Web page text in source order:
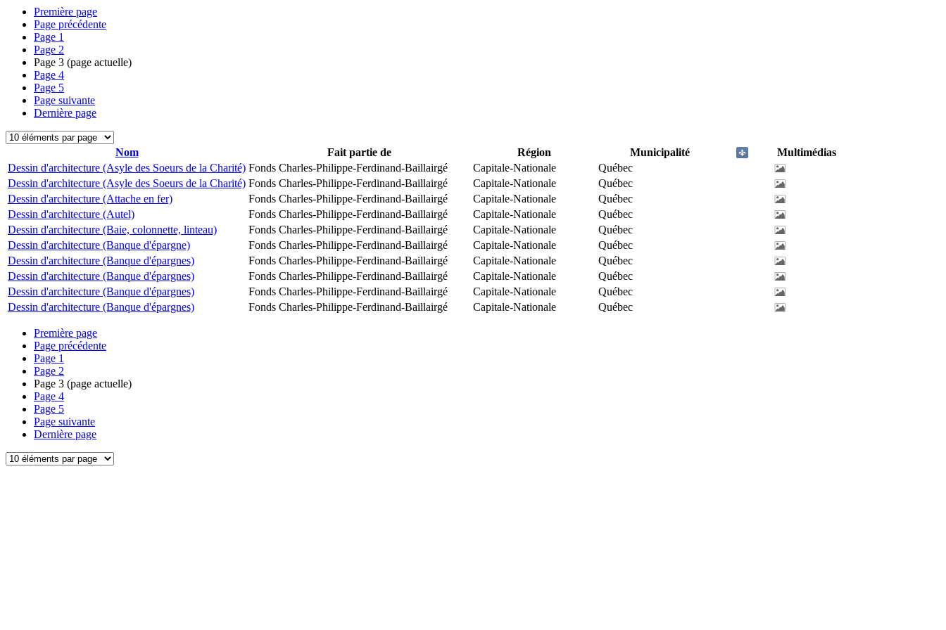
Première page
Page précédente
Page 1
Page 2
Page 3 (page actuelle)
Page 4
Page 5
Page suivante
Dernière page
Nom Fait partie de Région Municipalité
Multimédias
Dessin d'architecture (Asyle des Soeurs de la Charité) Fonds Charles-Philippe-Ferdinand-Baillairgé Capitale-Nationale
Québec
Dessin d'architecture (Asyle des Soeurs de la Charité) Fonds Charles-Philippe-Ferdinand-Baillairgé Capitale-Nationale
Québec
Dessin d'architecture (Attache en fer)
Fonds Charles-Philippe-Ferdinand-Baillairgé Capitale-Nationale
Québec
Dessin d'architecture (Autel)
Fonds Charles-Philippe-Ferdinand-Baillairgé Capitale-Nationale
Québec
Dessin d'architecture (Baie, colonnette, linteau)
Fonds Charles-Philippe-Ferdinand-Baillairgé Capitale-Nationale
Québec
Dessin d'architecture (Banque d'épargne)
Fonds Charles-Philippe-Ferdinand-Baillairgé Capitale-Nationale
Québec
Dessin d'architecture (Banque d'épargnes)
Fonds Charles-Philippe-Ferdinand-Baillairgé Capitale-Nationale
Québec
Dessin d'architecture (Banque d'épargnes)
Fonds Charles-Philippe-Ferdinand-Baillairgé Capitale-Nationale
Québec
Dessin d'architecture (Banque d'épargnes)
Fonds Charles-Philippe-Ferdinand-Baillairgé Capitale-Nationale
Québec
Dessin d'architecture (Banque d'épargnes)
Fonds Charles-Philippe-Ferdinand-Baillairgé Capitale-Nationale Québec
Première page
Page précédente
Page 1
Page 2
Page 3 (page actuelle)
Page 4
Page 5
Page suivante
Dernière page